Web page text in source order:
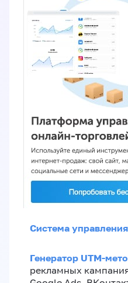
Система
Генератор UTM-
рекламных